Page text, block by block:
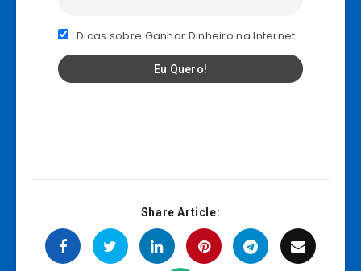
Dicas sobre Ganhar Dinheiro na Internet
Share Article: